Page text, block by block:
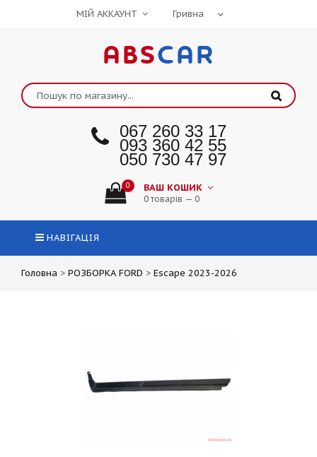
МІЙ АККАУНТ
ABSCAR
067 260 33 17
093 360 42 55
050 730 47 97
0 ВАШ КОШИК
0 товарів — 0
НАВІГАЦІЯ
Головна > РОЗБОРКА FORD > Escape 2023-2026